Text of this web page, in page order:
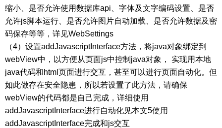
缩小、是否允许使用数据库api、字体及文字编码设置、是否
允许js脚本运行、是否允许图片自动加载、是否允许数据及密
码保存等等，详见WebSettings
（4）设置addJavascriptInterface方法，将java对象绑定到
webView中，以方便从页面js中控制java对象， 实现用本地
java代码和html页面进行交互，甚至可以进行页面自动化。但
如此做存在安全隐患，所以若设置了此方法，请确保
webView的代码都是自己完成，详细使用
addJavascriptInterface进行自动化见本文5使用
addJavascriptInterface完成和js交互